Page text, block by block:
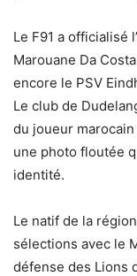
Le F91 a officialisé
Marouane Da
encore le PSV
Le club de
du joueur
une photo floutée
identité.
Le natif de la
sélections avec le
défense des Lions